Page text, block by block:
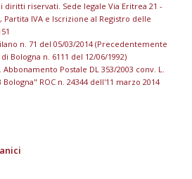
riservati. Sede legale Via Eritrea 21 -
Partita IVA e Iscrizione al Registro delle
n. 71 del 05/03/2014 (Precedentemente
Bologna n. 6111 del 12/06/1992)
Abbonamento Postale DL 353/2003 conv. L.
Bologna" ROC n. 24344 dell'11 marzo 2014